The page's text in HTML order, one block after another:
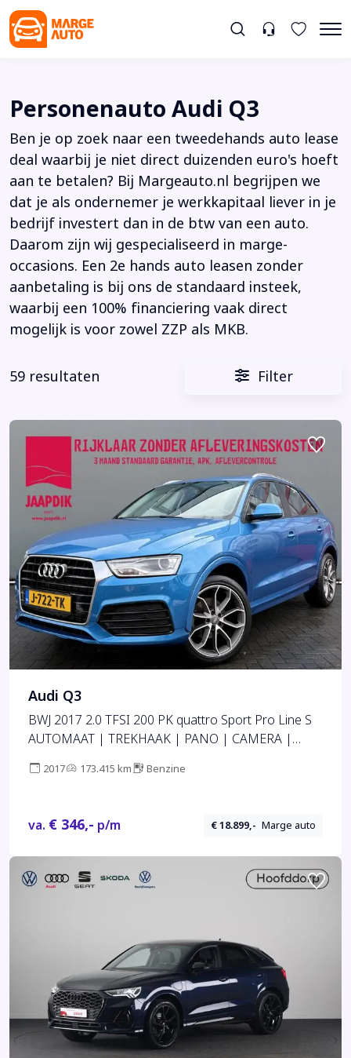
Personenauto Audi Q3
Ben je op zoek naar een tweedehands auto lease
deal waarbij je niet direct duizenden euro's hoeft
aan te betalen? Bij Margeauto.nl begrijpen we
dat je als ondernemer je werkkapitaal liever in je
bedrijf investert dan in de btw van een auto.
Daarom zijn wij gespecialiseerd in marge-
occasions. Een 2e hands auto leasen zonder
aanbetaling is bij ons de standaard insteek,
waarbij een 100% financiering vaak direct
mogelijk is voor zowel ZZP als MKB.
59 resultaten Filter
Audi Q3
BWJ 2017 2.0 TFSI 200 PK quattro Sport Pro Line S
AUTOMAAT | TREKHAAK | PANO | CAMERA |
ELELKTR. STOELEN | ELEKTR. ACHTERKLEP | LMV
2017 173.415 km Benzine
va. € 346,- p/m € 18.899,- Marge auto